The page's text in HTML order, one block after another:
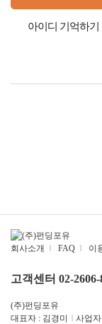
아이디 기억하기
회사소개 | FAQ | 이
고객센터 02-2606-
(주)펀딩포유
대표자 : 김경미
| 사업